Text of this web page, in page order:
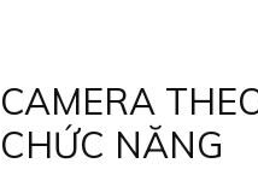
CAMERA
CHỨC NĂNG